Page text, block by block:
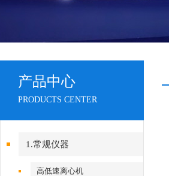
产品中心
PRODUCTS CENTER
1.常规仪器
高低速离心机